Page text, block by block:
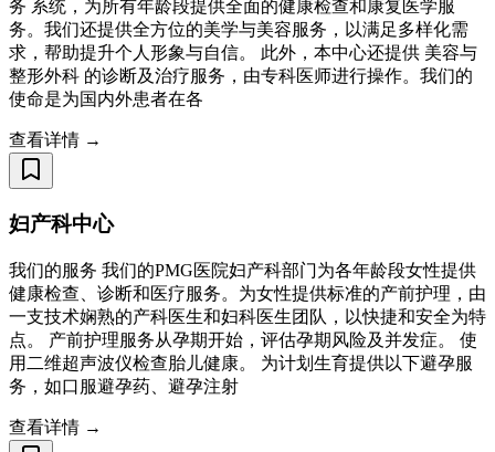
务 系统，为所有年龄段提供全面的健康检查和康复医学服
务。我们还提供全方位的美学与美容服务，以满足多样化需
求，帮助提升个人形象与自信。 此外，本中心还提供 美容与
整形外科 的诊断及治疗服务，由专科医师进行操作。我们的
使命是为国内外患者在各
查看详情 →
妇产科中心
我们的服务 我们的PMG医院妇产科部门为各年龄段女性提供
健康检查、诊断和医疗服务。为女性提供标准的产前护理，由
一支技术娴熟的产科医生和妇科医生团队，以快捷和安全为特
点。 产前护理服务从孕期开始，评估孕期风险及并发症。 使
用二维超声波仪检查胎儿健康。 为计划生育提供以下避孕服
务，如口服避孕药、避孕注射
查看详情 →